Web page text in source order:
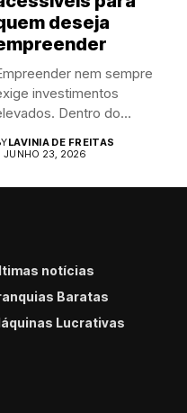
deseja
nem sempre
investimentos
Dentro do
surgiram...
LAVINIA DE FREITAS
JUNHO 23, 2026
notícias
Baratas
Lucrativas